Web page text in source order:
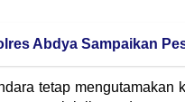
Abdya Sampaikan
tetap